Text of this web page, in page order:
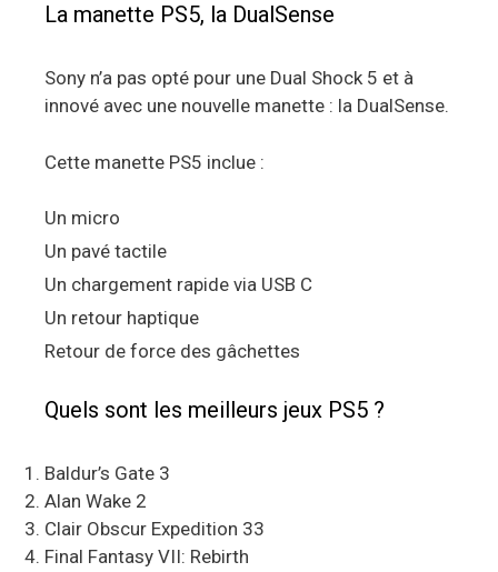
La manette PS5, la DualSense
Sony n’a pas opté pour une Dual Shock 5 et à
innové avec une nouvelle manette : la DualSense.
Cette manette PS5 inclue :
Un micro
Un pavé tactile
Un chargement rapide via USB C
Un retour haptique
Retour de force des gâchettes
Quels sont les meilleurs jeux PS5 ?
Baldur’s Gate 3
Alan Wake 2
Clair Obscur Expedition 33
Final Fantasy VII: Rebirth